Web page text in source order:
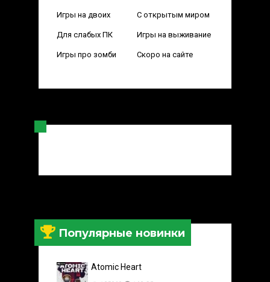
Игры на двоих С открытым миром
Для слабых ПК Игры на выживание
Игры про зомби Скоро на сайте
Популярные новинки
Atomic Heart